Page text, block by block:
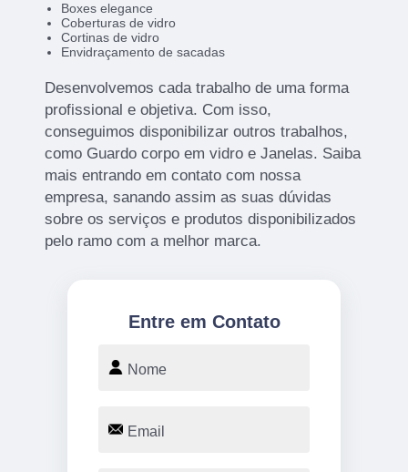
Boxes elegance
Coberturas de vidro
Cortinas de vidro
Envidraçamento de sacadas
Desenvolvemos cada trabalho de uma forma
profissional e objetiva. Com isso,
conseguimos disponibilizar outros trabalhos,
como Guardo corpo em vidro e Janelas. Saiba
mais entrando em contato com nossa
empresa, sanando assim as suas dúvidas
sobre os serviços e produtos disponibilizados
pelo ramo com a melhor marca.
Entre em Contato